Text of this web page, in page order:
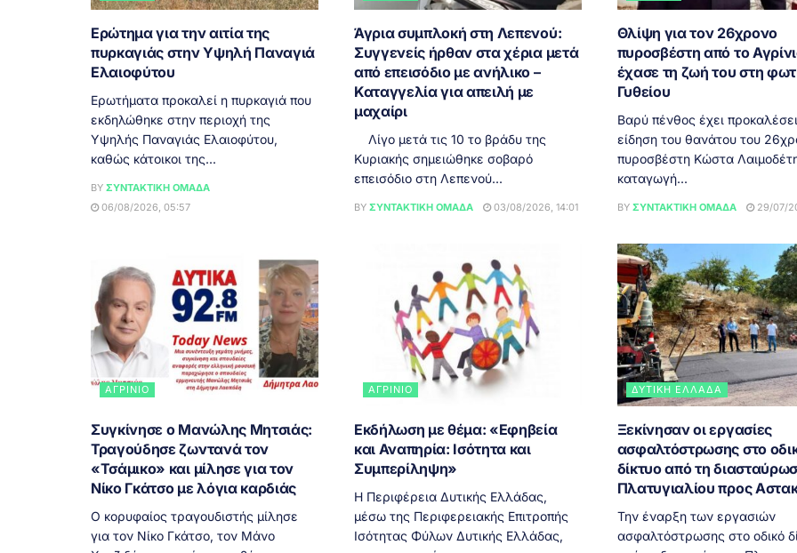
Ερώτημα για την αιτία της
πυρκαγιάς στην Υψηλή Παναγιά
Ελαιοφύτου
Ερωτήματα προκαλεί η πυρκαγιά που
εκδηλώθηκε στην περιοχή της
Υψηλής Παναγιάς Ελαιοφύτου,
καθώς κάτοικοι της...
BY ΣΥΝΤΑΚΤΙΚΉ ΟΜΆΔΑ
06/08/2026, 05:57
Άγρια συμπλοκή στη Λεπενού:
Συγγενείς ήρθαν στα χέρια μετά
από επεισόδιο με ανήλικο –
Καταγγελία για απειλή με
μαχαίρι
Λίγο μετά τις 10 το βράδυ της
Κυριακής σημειώθηκε σοβαρό
επεισόδιο στη Λεπενού...
BY ΣΥΝΤΑΚΤΙΚΉ ΟΜΆΔΑ 03/08/2026, 14:01
Θλίψη για τον 26χρονο
πυροσβέστη από το
έχασε τη ζωή του στη
Γυθείου
Βαρύ πένθος έχει
είδηση του θανάτου του
πυροσβέστη Κώστα
καταγωγή...
BY ΣΥΝΤΑΚΤΙΚΉ ΟΜΆΔΑ 29/07/
ΑΓΡΊΝΙΟ
Συγκίνησε ο Μανώλης Μητσιάς:
Τραγούδησε ζωντανά τον
«Τσάμικο» και μίλησε για τον
Νίκο Γκάτσο με λόγια καρδιάς
Ο κορυφαίος τραγουδιστής μίλησε
για τον Νίκο Γκάτσο, τον Μάνο
ΑΓΡΊΝΙΟ
Εκδήλωση με θέμα: «Εφηβεία
και Αναπηρία: Ισότητα και
Συμπερίληψη»
Η Περιφέρεια Δυτικής Ελλάδας,
μέσω της Περιφερειακής Επιτροπής
Ισότητας Φύλων Δυτικής Ελλάδας,
ΔΥΤΙΚΉ ΕΛΛΆΔΑ
Ξεκίνησαν οι εργασίες
ασφαλτόστρωσης στο
δίκτυο από τη
Πλατυγιαλίου προς
Την έναρξη των εργασιών
ασφαλτόστρωσης στο οδικό